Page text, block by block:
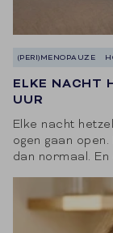
(PERI)MENOPAUZE
ELKE NACHT
UUR
Elke nacht
ogen gaan
dan normaal.